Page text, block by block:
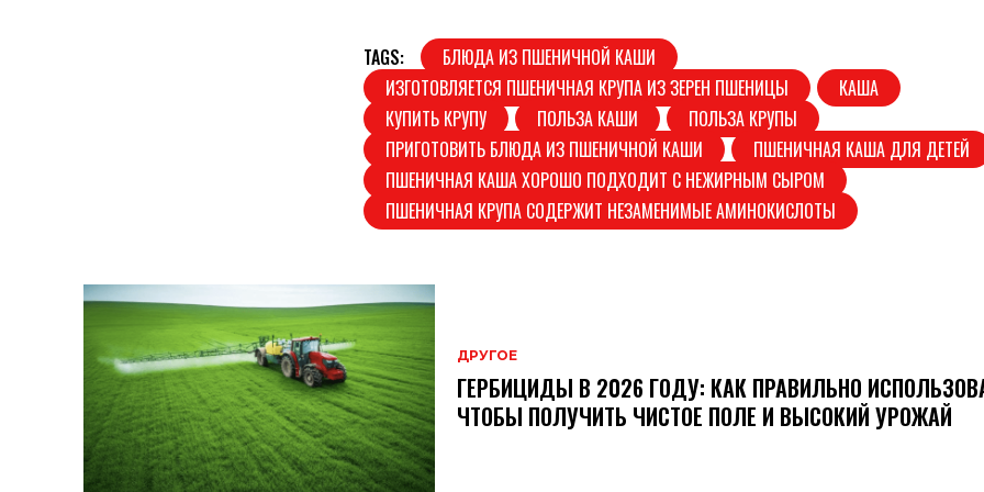
TAGS:
БЛЮДА ИЗ ПШЕНИЧНОЙ КАШИ
ИЗГОТОВЛЯЕТСЯ ПШЕНИЧНАЯ КРУПА ИЗ ЗЕРЕН ПШЕНИЦЫ
КАША
КУПИТЬ КРУПУ
ПОЛЬЗА КАШИ
ПОЛЬЗА КРУПЫ
ПРИГОТОВИТЬ БЛЮДА ИЗ ПШЕНИЧНОЙ КАШИ
ПШЕНИЧНАЯ КАША ДЛЯ ДЕТЕЙ
ПШЕНИЧНАЯ КАША ХОРОШО ПОДХОДИТ С НЕЖИРНЫМ СЫРОМ
ПШЕНИЧНАЯ КРУПА СОДЕРЖИТ НЕЗАМЕНИМЫЕ АМИНОКИСЛОТЫ
ДРУГОЕ
ГЕРБИЦИДЫ В 2026 ГОДУ: КАК ПРАВИЛЬНО
ЧТОБЫ ПОЛУЧИТЬ ЧИСТОЕ ПОЛЕ И ВЫСОКИЙ УРОЖАЙ